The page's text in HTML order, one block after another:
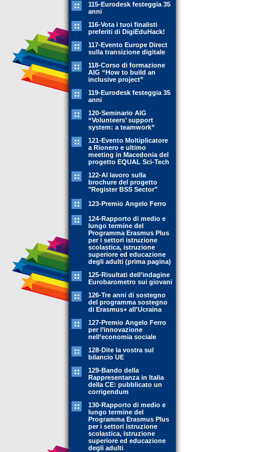
115-Eurodesk festeggia 35
anni
116-Vota i tuoi finalisti
preferiti di DigiEduHack!
117-Evento Europe Direct
sulla transizione digitale
118-Corso di formazione
AIG “How to build an
inclusive project”
119-Eurodesk festeggia 35
anni
120-Seminario AIG
“Volunteers’ support
system: a teamwork”
121-Evento Moltiplicatore
a Rionero e ultimo
meeting in Macedonia del
progetto EQUAL Sci-Tech
122-Al lavoro sulla
brochure del progetto
"Register BSS Sector"
123-Premio Angelo Ferro
124-Rapporto di medio e
lungo termine del
Programma Erasmus Plus
per i settori istruzione
scolastica, istruzione
superiore ed educazione
degli adulti (prima pagina)
125-Risultati dell’indagine
Eurobarometro sui giovani
126-Tre anni di sostegno
del programma sostegno
di Erasmus+ all'Ucraina
127-Premio Angelo Ferro
per l’innovazione
nell’economia sociale
128-Dite la vostra sul
bilancio UE
129-Bando della
Rappresentanza in Italia
della CE: pubblicato un
corrigendum
130-Rapporto di medio e
lungo termine del
Programma Erasmus Plus
per i settori istruzione
scolastica, istruzione
superiore ed educazione
degli adulti